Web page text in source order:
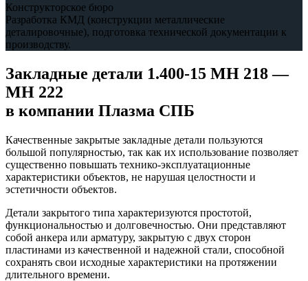
Конструкторское бюро
Разработка КМД (конструкции металлические
деталировочные), подготовка технической документации к
производству.
Закладные детали 1.400-15 МН 218 —
МН 222
в компании Плазма СПБ
Качественные закрытые закладные детали пользуются
большой популярностью, так как их использование позволяет
существенно повышать технико-эксплуатационные
характеристики объектов, не нарушая целостности и
эстетичности объектов.
Детали закрытого типа характеризуются простотой,
функциональностью и долговечностью. Они представляют
собой анкера или арматуру, закрытую с двух сторон
пластинами из качественной и надежной стали, способной
сохранять свои исходные характеристики на протяжении
длительного времени.